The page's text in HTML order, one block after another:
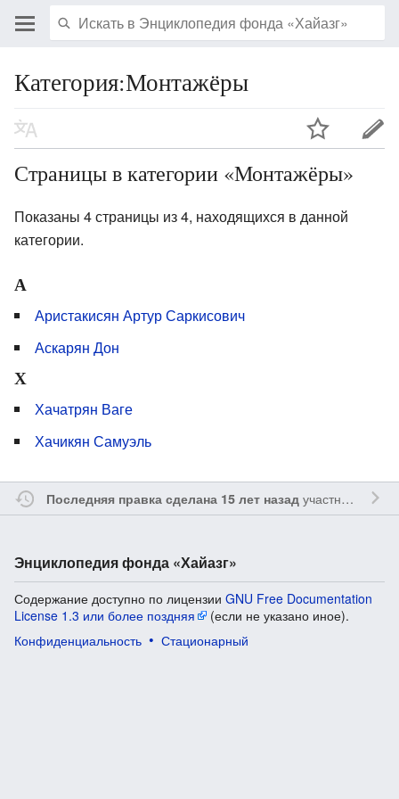
Категория:Монтажёры
Страницы в категории «Монтажёры»
Показаны 4 страницы из 4, находящихся в данной
категории.
А
Аристакисян Артур Саркисович
Аскарян Дон
Х
Хачатрян Ваге
Хачикян Самуэль
Последняя правка сделана 15 лет назадучастником
Энциклопедия фонда «Хайазг»
Содержание доступно по лицензии GNU Free Documentation
License 1.3 или более поздняя
(если не указано иное).
Конфиденциальность
Стационарный